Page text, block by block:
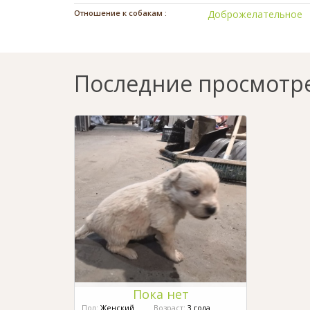
Отношение к собакам : Доброжелательное
Последние
Пока нет
Пол: Женский Возраст: 3 года